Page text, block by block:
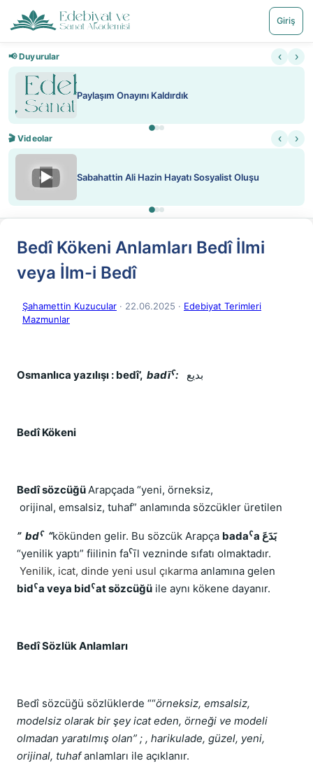
Giriş
📢 Duyurular ‹ ›
Paylaşım Onayını Kaldırdık
🎬 Videolar ‹ ›
▶ Sabahattin Ali Hazin Hayatı Sosyalist Oluşu
Bedî Kökeni Anlamları Bedî İlmi
veya İlm-i Bedî
Şahamettin Kuzucular · 22.06.2025 · Edebiyat Terimleri
Mazmunlar
Osmanlıca yazılışı : bedî’, badīˁ:
Bedî Kökeni
Bedî sözcüğüArapçada “yeni, örneksiz,
orijinal, emsalsiz, tuhaf” anlamında sözcükler üretilen
” bdˁ “kökünden gelir. Bu sözcük Arapça
badaˁa بَدَعَ
“yenilik yaptı” fiilinin faˁīl vezninde sıfatı olmaktadır.
Yenilik, icat, dinde yeni usul çıkarma anlamına gelen
bidˁa veya bidˁat sözcüğü ile aynı kökene dayanır.
Bedî Sözlük Anlamları
Bedî sözcüğü sözlüklerde ““örneksiz, emsalsiz,
modelsiz olarak bir şey icat eden, örneği ve modeli
olmadan yaratılmış olan” ; , harikulade, güzel, yeni,
orijinal, tuhafanlamları ile açıklanır.